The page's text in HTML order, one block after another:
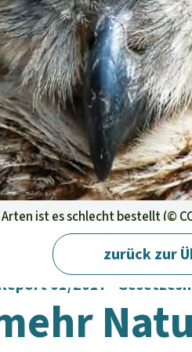
Arten ist es schlecht bestellt (©
zurück zur
01/2017 ·